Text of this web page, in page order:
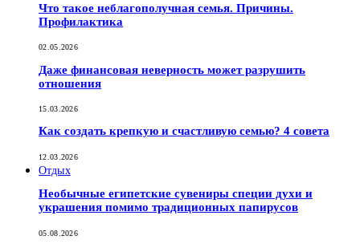
Что такое неблагополучная семья. Причины.
Профилактика
02.05.2026
Даже финансовая неверность может разрушить
отношения
15.03.2026
Как создать крепкую и счастливую семью? 4 совета
12.03.2026
Отдых
Необычные египетские сувениры специи духи и
украшения помимо традиционных папирусов
05.08.2026